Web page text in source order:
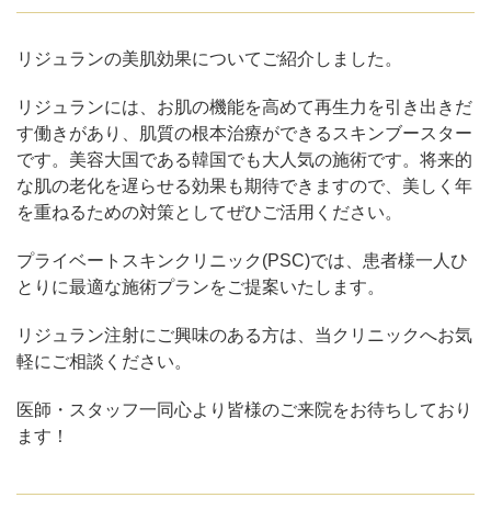
リジュランの美肌効果についてご紹介しました。
リジュランには、お肌の機能を高めて再生力を引き出きだ
す働きがあり、肌質の根本治療ができるスキンブースター
です。美容大国である韓国でも大人気の施術です。将来的
な肌の老化を遅らせる効果も期待できますので、美しく年
を重ねるための対策としてぜひご活用ください。
プライベートスキンクリニック(PSC)では、患者様一人ひ
とりに最適な施術プランをご提案いたします。
リジュラン注射にご興味のある方は、当クリニックへお気
軽にご相談ください。
医師・スタッフ一同心より皆様のご来院をお待ちしており
ます！